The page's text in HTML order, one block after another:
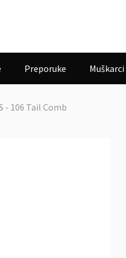
Preporuke Muškarci
- 106 Tail Comb